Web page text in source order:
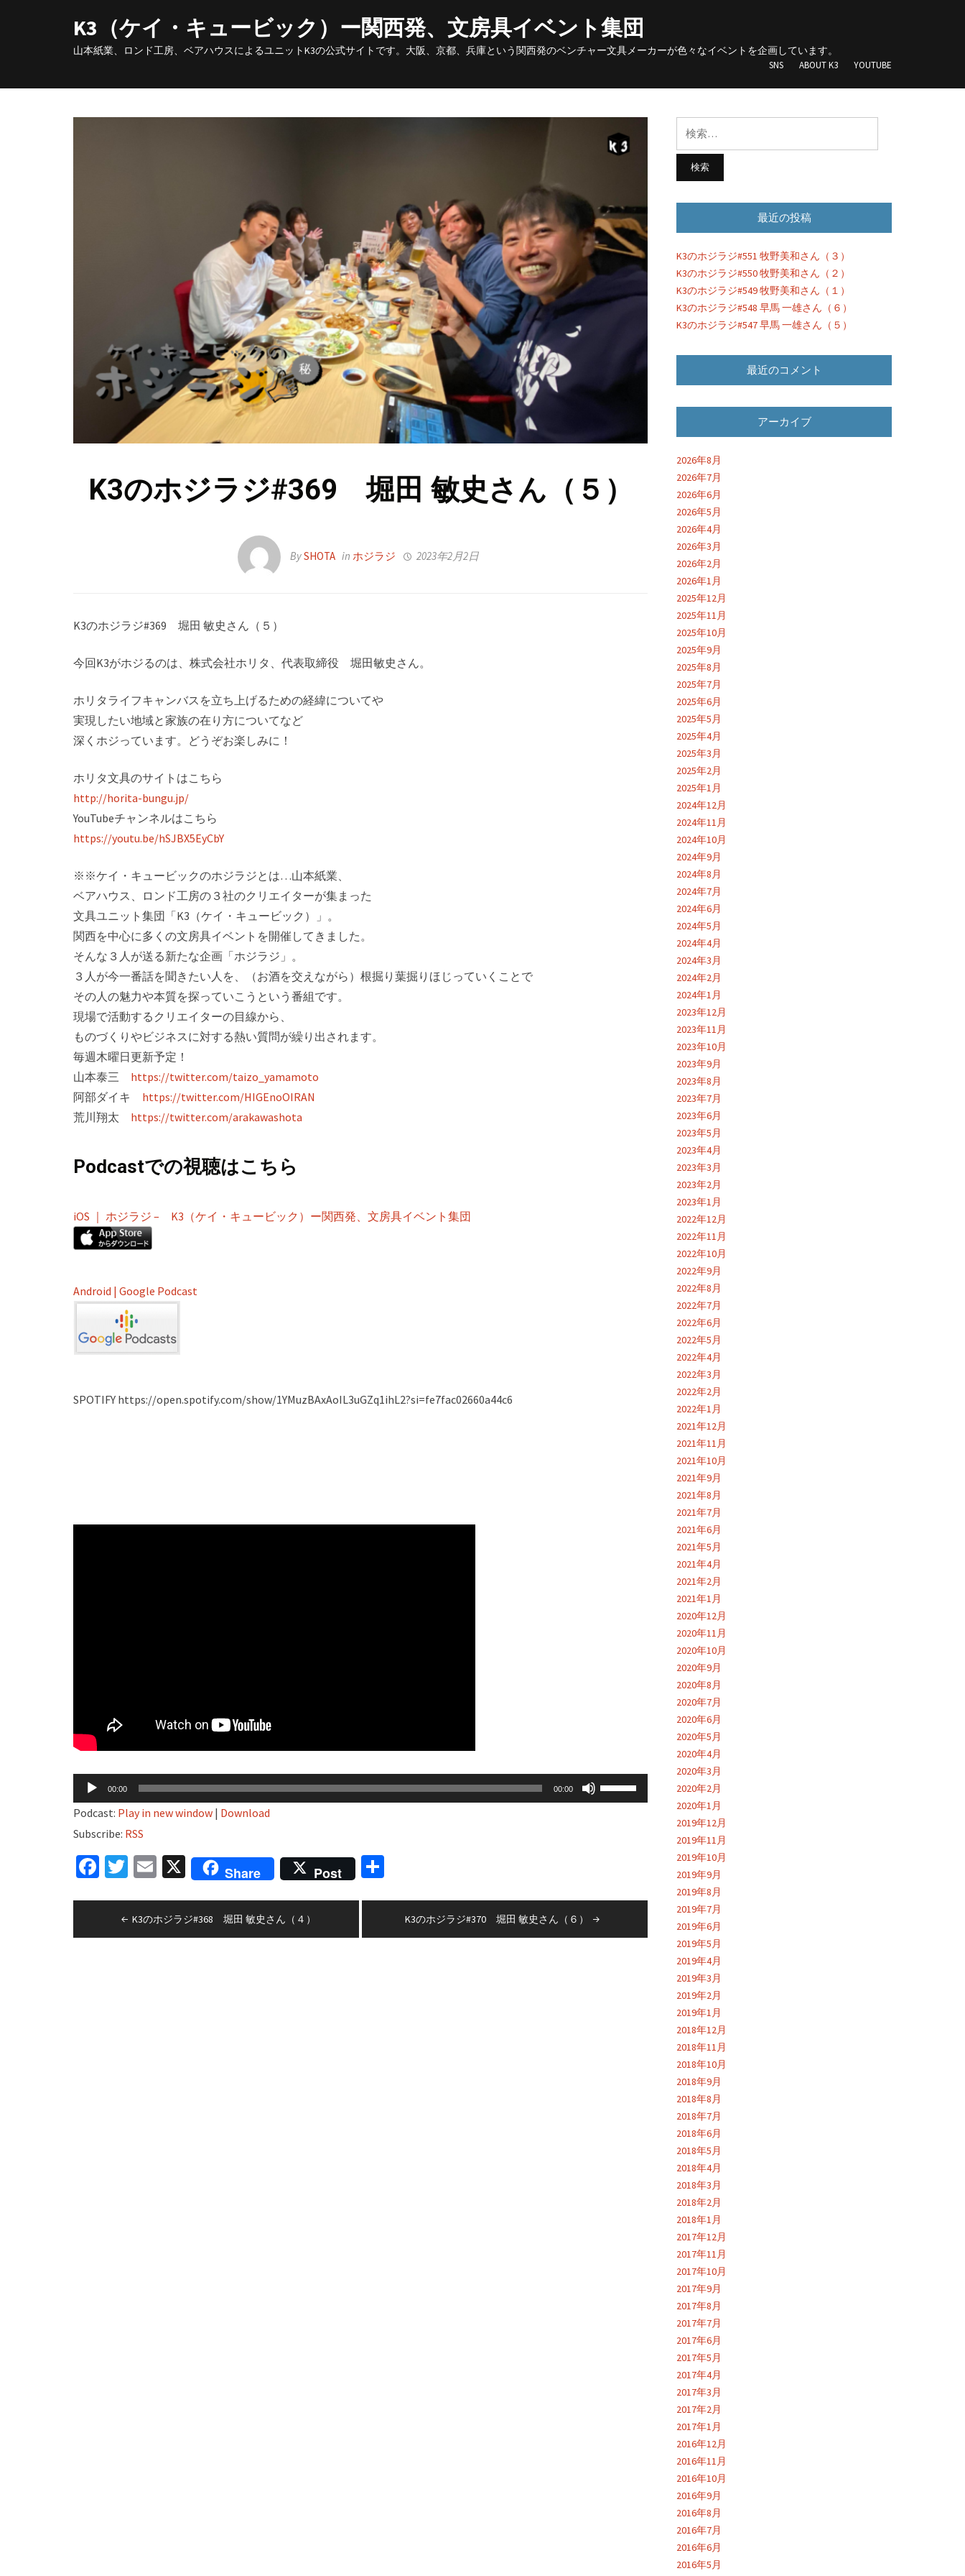
to
content
K3（ケイ・キュービック）ー関西発、文房具イベント集団
山本紙業、ロンド工房、ベアハウスによるユニットK3の公式サイトです。大阪、京都、兵庫という関西発のベンチャー文具メーカーが色々なイベントを企画しています。
SNS ABOUT K3 YOUTUBE
K3のホジラジ#369 堀田 敏史さん（５）
BySHOTA in ホジラジ 2023年2月2日
K3のホジラジ#369 堀田 敏史さん（５）
今回K3がホジるのは、株式会社ホリタ、代表取締役 堀田敏史さん。
ホリタライフキャンバスを立ち上げるための経緯についてや
実現したい地域と家族の在り方についてなど
深くホジっています。どうぞお楽しみに！
ホリタ文具のサイトはこちら
http://horita-bungu.jp/
YouTubeチャンネルはこちら
https://youtu.be/hSJBX5EyCbY
※※ケイ・キュービックのホジラジとは…山本紙業、
ベアハウス、ロンド工房の３社のク­リエイターが集まった
文具ユニット集団「K3（ケイ・キュービック）」。
関西を中心に­多くの文房具イベントを開催してきました。
そんな３人が送る新たな企画「ホジラジ」。­
３人が今一番話を聞きたい人を、（お酒を交えながら）根掘り葉掘りほじっていくことで
その人の魅力や本質を探っていこうという番組です。
現場で活動するクリエイターの目線­から、
ものづくりやビジネスに対する熱い質問が繰り出されます。
毎週木曜日更新予定！
山本泰三 https://twitter.com/taizo_yamamoto
阿部ダイキ https://twitter.com/HIGEnoOIRAN
荒川翔太 https://twitter.com/arakawashota
Podcastでの視聴はこちら
iOS ｜ ホジラジ – K3（ケイ・キュービック）ー関西発、文房具イベント集団
Android | Google Podcast
SPOTIFY https://open.spotify.com/show/1YMuzBAxAoIL3uGZq1ihL2?si=fe7fac02660a44c6
声
ー
ー
00:00 00:00
ボ
リ
節
Podcast: Play in new window | Download
Subscribe: RSS
Facebook
Twitter
Email
X Share Post
稿
K3のホジラジ#368 堀田 敏史さん（４） K3のホジラジ#370 堀田 敏史さん（６）
索:
最近の投稿
K3のホジラジ#551 牧野美和さん（３）
K3のホジラジ#550 牧野美和さん（２）
K3のホジラジ#549 牧野美和さん（１）
K3のホジラジ#548 早馬 一雄さん（６）
K3のホジラジ#547 早馬 一雄さん（５）
最近のコメント
アーカイブ
2026年8月
2026年7月
2026年6月
2026年5月
2026年4月
2026年3月
2026年2月
2026年1月
2025年12月
2025年11月
2025年10月
2025年9月
2025年8月
2025年7月
2025年6月
2025年5月
2025年4月
2025年3月
2025年2月
2025年1月
2024年12月
2024年11月
2024年10月
2024年9月
2024年8月
2024年7月
2024年6月
2024年5月
2024年4月
2024年3月
2024年2月
2024年1月
2023年12月
2023年11月
2023年10月
2023年9月
2023年8月
2023年7月
2023年6月
2023年5月
2023年4月
2023年3月
2023年2月
2023年1月
2022年12月
2022年11月
2022年10月
2022年9月
2022年8月
2022年7月
2022年6月
2022年5月
2022年4月
2022年3月
2022年2月
2022年1月
2021年12月
2021年11月
2021年10月
2021年9月
2021年8月
2021年7月
2021年6月
2021年5月
2021年4月
2021年2月
2021年1月
2020年12月
2020年11月
2020年10月
2020年9月
2020年8月
2020年7月
2020年6月
2020年5月
2020年4月
2020年3月
2020年2月
2020年1月
2019年12月
2019年11月
2019年10月
2019年9月
2019年8月
2019年7月
2019年6月
2019年5月
2019年4月
2019年3月
2019年2月
2019年1月
2018年12月
2018年11月
2018年10月
2018年9月
2018年8月
2018年7月
2018年6月
2018年5月
2018年4月
2018年3月
2018年2月
2018年1月
2017年12月
2017年11月
2017年10月
2017年9月
2017年8月
2017年7月
2017年6月
2017年5月
2017年4月
2017年3月
2017年2月
2017年1月
2016年12月
2016年11月
2016年10月
2016年9月
2016年8月
2016年7月
2016年6月
2016年5月